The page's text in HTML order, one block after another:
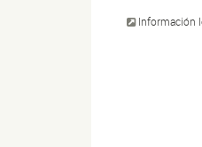
Información